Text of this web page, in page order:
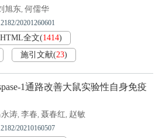
旭东, 何儒华
20201260601
HTML全文(1414)
施引文献(23)
1通路改善大鼠实验性自身免疫
涛, 李春, 聂春红, 赵敏
20210160507